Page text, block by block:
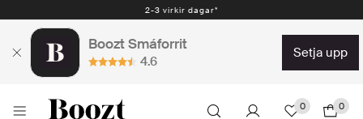
2-3 virkir dagar*
Boozt Smáforrit
4.6
setja upp
0 0